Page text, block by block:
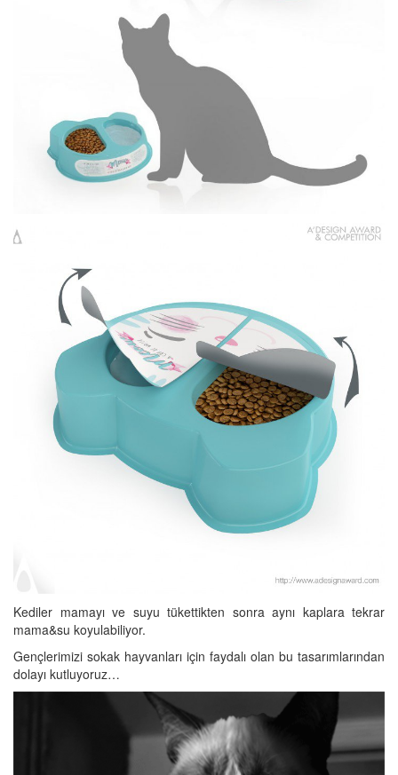
Kediler mamayı ve suyu tükettikten sonra aynı kaplara tekrar
mama&su koyulabiliyor.
Gençlerimizi sokak hayvanları için faydalı olan bu tasarımlarından
dolayı kutluyoruz…